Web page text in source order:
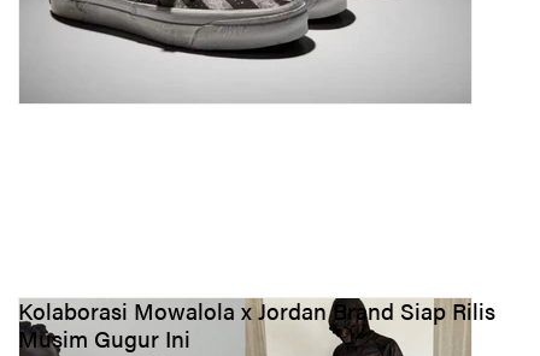
Kolaborasi Mowalola x Jordan Brand Siap Rilis
Musim Gugur Ini